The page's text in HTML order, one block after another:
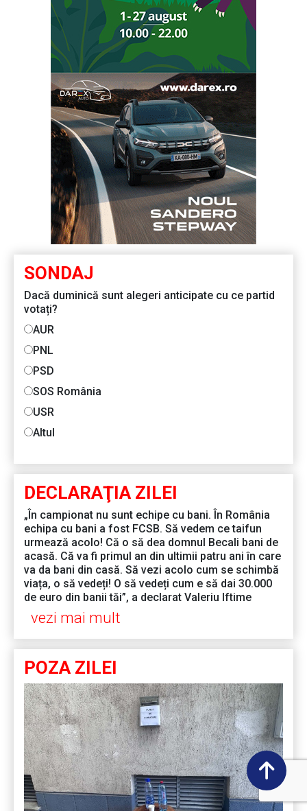
SONDAJ
Dacă duminică sunt alegeri anticipate cu ce partid
votați?
AUR
PNL
PSD
SOS România
USR
Altul
DECLARAŢIA ZILEI
„În campionat nu sunt echipe cu bani. În România
echipa cu bani a fost FCSB. Să vedem ce taifun
urmează acolo! Că o să dea domnul Becali bani de
acasă. Că va fi primul an din ultimii patru ani în care
va da bani din casă. Să vezi acolo cum se schimbă
viața, o să vedeți! O să vedeți cum e să dai 30.000
de euro din banii tăi”, a declarat Valeriu Iftime
vezi mai mult
POZA ZILEI